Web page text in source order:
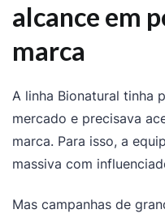
alcance em
marca
A linha Bionatural tinha
mercado e precisava
marca. Para isso, a
massiva com
Mas campanhas de